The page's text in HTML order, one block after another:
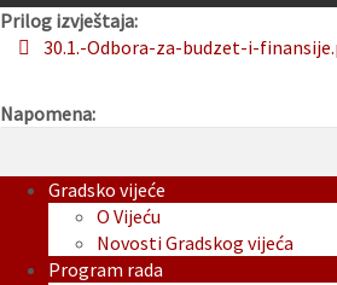
Prilog izvještaja:
30.1.-Odbora-za-budzet-i-
Napomena:
Gradsko vijeće
O Vijeću
Novosti Gradskog vijeća
Program rada